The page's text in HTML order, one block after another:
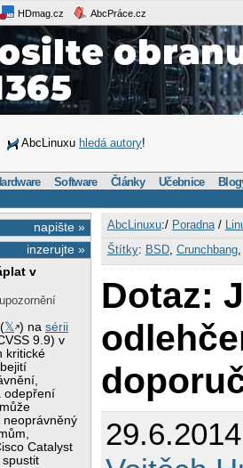
HDmag.cz AbcPráce.cz
AbcLinuxu hledá autory!
Software Články Učebnice
napište »
inzerujte »
v
𝕏 ) nasérii
9.9) v
kritické
odepření
neoprávněný
Catalyst
spustit
AbcLinuxu:/ Poradna/
Štítky: BSD, Crunchbang
Dotaz: